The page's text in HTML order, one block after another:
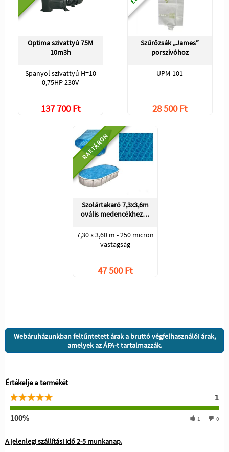
Optima szivattyú 75M
10m3h
Spanyol szivattyú H=10
0,75HP 230V
137 700 Ft
Szűrőzsák „James”
porszívóhoz
UPM-101
28 500 Ft
RAKTÁRON
Szolártakaró 7,3x3,6m
ovális medencékhez…
7,30 x 3,60 m - 250 micron
vastagság
47 500 Ft
Webáruházunkban feltűntetett árak a bruttó végfelhasználói árak,
amelyek az ÁFA-t tartalmazzák.
Értékelje a termékét
1
100% 1 0
A jelenlegi szállítási idő 2-5 munkanap.